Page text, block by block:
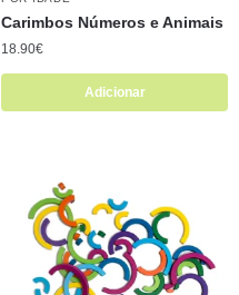
Carimbos Números e Animais
18.90€
Adicionar